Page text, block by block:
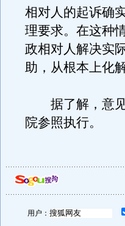
相对人的起诉确
理要求。在这种
政相对人解决实
助，从根本上化
据了解，意见
院参照执行。
用户：